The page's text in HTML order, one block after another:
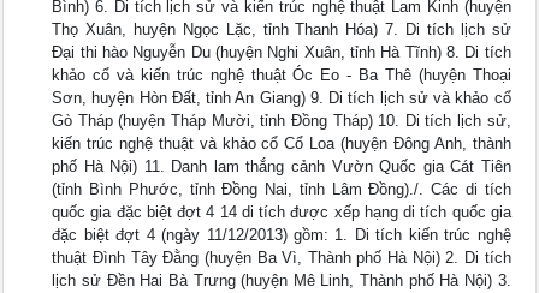
Bình) 6. Di tích lịch sử và kiến trúc nghệ thuật Lam Kinh (huyện
Thọ Xuân, huyện Ngọc Lặc, tỉnh Thanh Hóa) 7. Di tích lịch sử
Đại thi hào Nguyễn Du (huyện Nghi Xuân, tỉnh Hà Tĩnh) 8. Di tích
khảo cổ và kiến trúc nghệ thuật Óc Eo - Ba Thê (huyện Thoại
Sơn, huyện Hòn Đất, tỉnh An Giang) 9. Di tích lịch sử và khảo cổ
Gò Tháp (huyện Tháp Mười, tỉnh Đồng Tháp) 10. Di tích lịch sử,
kiến trúc nghệ thuật và khảo cổ Cổ Loa (huyện Đông Anh, thành
phố Hà Nội) 11. Danh lam thắng cảnh Vườn Quốc gia Cát Tiên
(tỉnh Bình Phước, tỉnh Đồng Nai, tỉnh Lâm Đồng)./. Các di tích
quốc gia đặc biệt đợt 4 14 di tích được xếp hạng di tích quốc gia
đặc biệt đợt 4 (ngày 11/12/2013) gồm: 1. Di tích kiến trúc nghệ
thuật Đình Tây Đằng (huyện Ba Vì, Thành phố Hà Nội) 2. Di tích
lịch sử Đền Hai Bà Trưng (huyện Mê Linh, Thành phố Hà Nội) 3.